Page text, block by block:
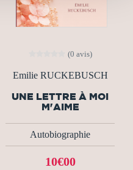
(0 avis)
Emilie RUCKEBUSCH
UNE LETTRE À MOI
M'AIME
Autobiographie
10€00